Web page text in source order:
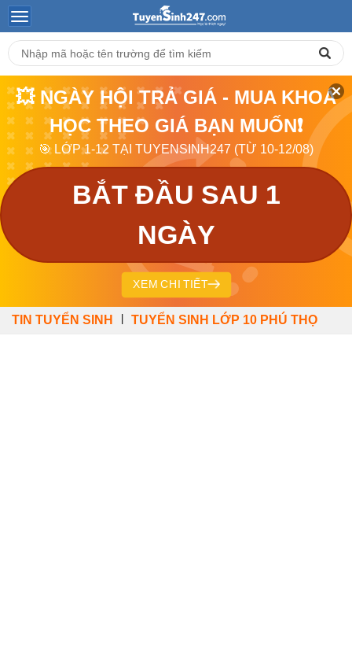
💥 NGÀY HỘI TRẢ GIÁ - MUA KHOÁ
HỌC THEO GIÁ BẠN MUỐN❗
🎯 LỚP 1-12 TẠI TUYENSINH247 (TỪ 10-12/08)
BẮT ĐẦU SAU 1
NGÀY
XEM CHI TIẾT
TIN TUYỂN SINH TUYỂN SINH LỚP 10 PHÚ THỌ